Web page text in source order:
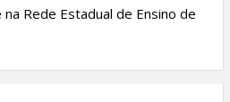
Rede Estadual de Ensino de